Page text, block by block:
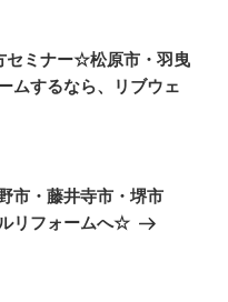
セミナー☆松原市・羽曳
ムするなら、リブウェ
市・藤井寺市・堺市
リフォームへ☆